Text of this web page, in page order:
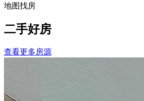
地图找房
二手好房
查看更多房源